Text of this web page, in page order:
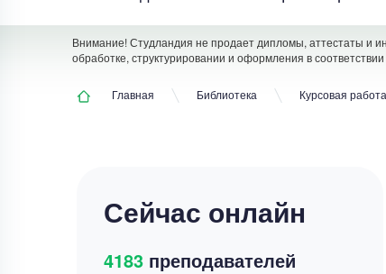
Внимание! Студландия не продает дипломы, аттестаты и
обработке, структурировании и оформления в
Главная Библиотека Курсовая работа
Сейчас онлайн
4183преподавателей